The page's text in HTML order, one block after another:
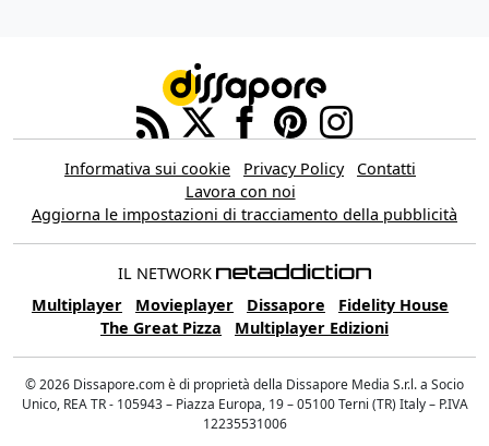
Informativa sui cookie Privacy Policy
Contatti
Lavora con noi
Aggiorna le impostazioni di tracciamento della pubblicità
IL NETWORK
Multiplayer
Movieplayer Dissapore
Fidelity House
The Great Pizza
Multiplayer Edizioni
© 2026 Dissapore.com è di proprietà della Dissapore Media S.r.l. a Socio
Unico, REA TR - 105943 – Piazza Europa, 19 – 05100 Terni (TR) Italy – P.IVA
12235531006